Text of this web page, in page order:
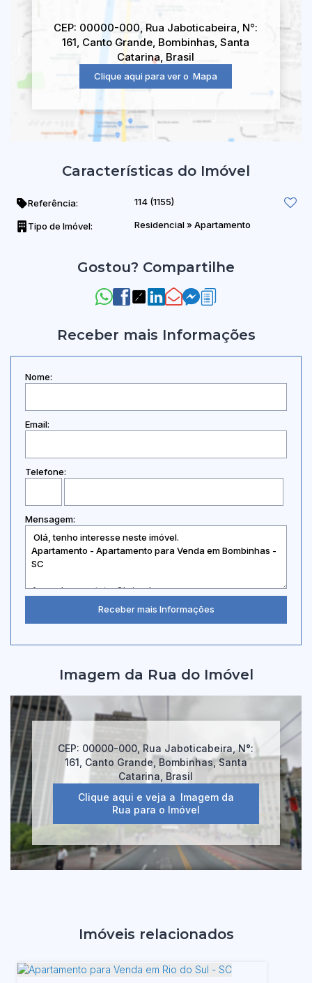
CEP: 00000-000 Rua Jaboticabeira N°:
161 Canto Grande Bombinhas ,Santa
Catarina Brasil
Clique aqui para ver o Mapa
Características do Imóvel
Referência: 114 (1155)
Tipo de Imóvel: Residencial» Apartamento
Gostou? Compartilhe
Receber mais Informações
Nome:
Email:
Telefone:
Mensagem:
Imagem da Rua do Imóvel
CEP: 00000-000 Rua Jaboticabeira ,N°:
161 Canto Grande ,Bombinhas,Santa
Catarina Brasil
Clique aqui e veja a Imagem da
Rua para o Imóvel
Imóveis relacionados